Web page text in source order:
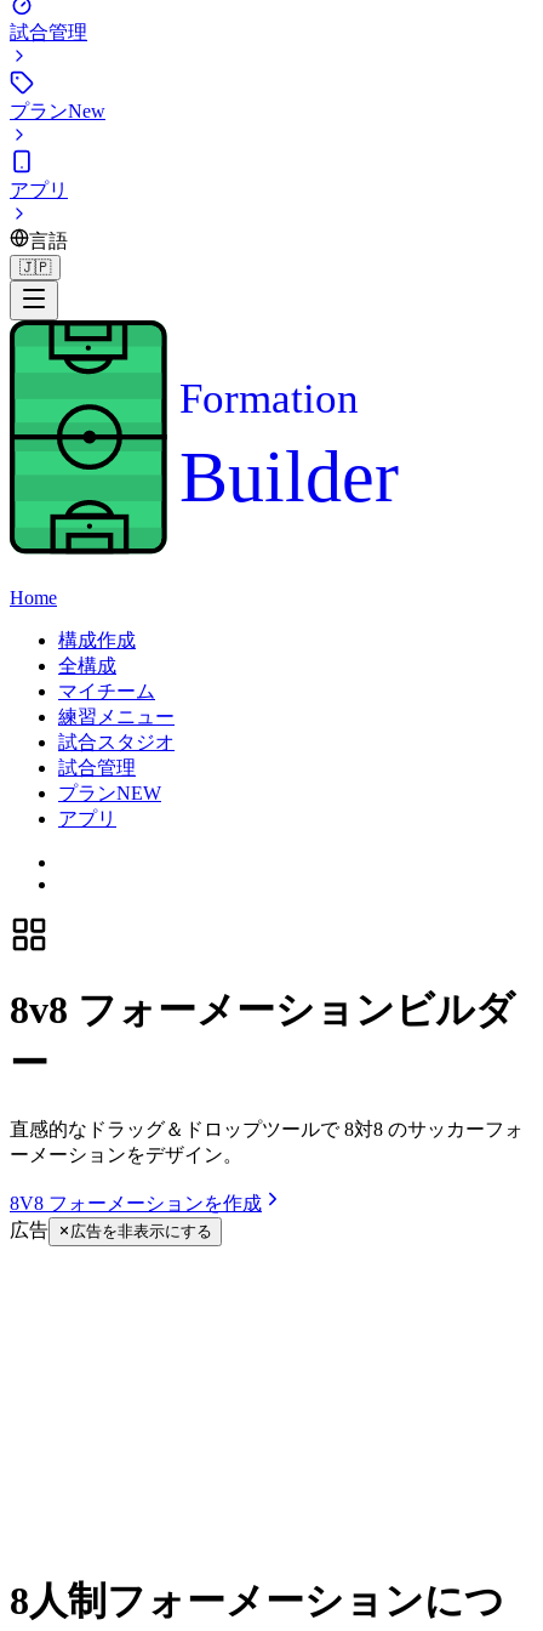
試合管理
プランNew
アプリ
言語
🇯🇵
Formation
Builder
Home
構成作成
全構成
マイチーム
練習メニュー
試合スタジオ
試合管理
プランNEW
アプリ
8v8 フォーメーションビルダ
ー
直感的なドラッグ＆ドロップツールで 8対8 のサッカーフォ
ーメーションをデザイン。
8V8 フォーメーションを作成
広告
広告を非表示にする
8人制フォーメーションにつ